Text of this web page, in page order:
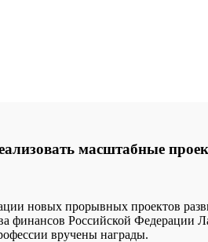
масштабные
новых прорывных проектов
финансов Российской
вручены награды.